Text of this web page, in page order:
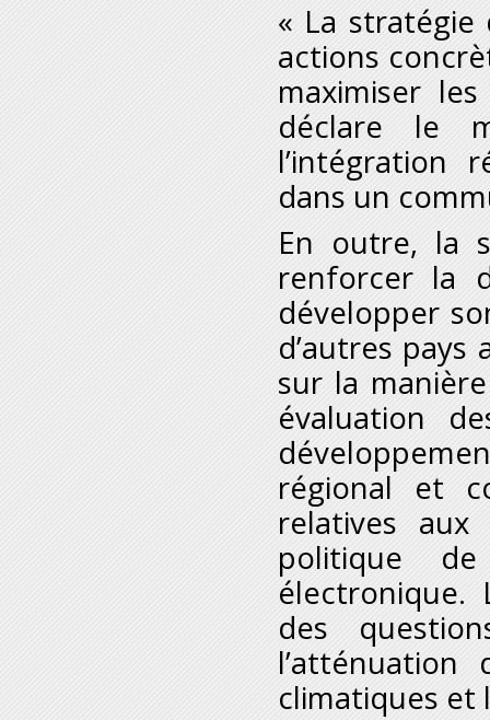
« La stratégie
actions
maximiser
déclare le
l’intégration
dans un
En outre, la
renforcer la
développer
d’autres
sur la
évaluation
régional et
relatives
politique
électronique.
des
l’atténuation
climatiques et